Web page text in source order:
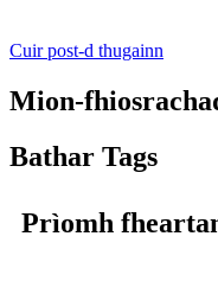
Cuir post-d thugainn
Mion-
Bathar Tags
Prìomh